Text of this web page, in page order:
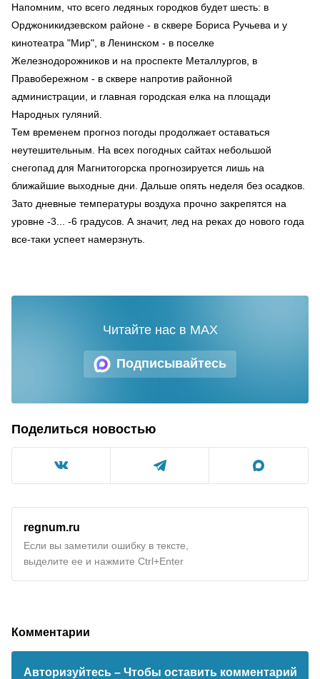
Напомним, что всего ледяных городков будет шесть: в
Орджоникидзевском районе - в сквере Бориса Ручьева и у
кинотеатра "Мир", в Ленинском - в поселке
Железнодорожников и на проспекте Металлургов, в
Правобережном - в сквере напротив районной
администрации, и главная городская елка на площади
Народных гуляний.
Тем временем прогноз погоды продолжает оставаться
неутешительным. На всех погодных сайтах небольшой
снегопад для Магнитогорска прогнозируется лишь на
ближайшие выходные дни. Дальше опять неделя без осадков.
Зато дневные температуры воздуха прочно закрепятся на
уровне -3... -6 градусов. А значит, лед на реках до нового года
все-таки успеет намерзнуть.
Подписывайтесь
Читайте нас в MAX
Поделиться новостью
regnum.ru
Если вы заметили ошибку в тексте,
выделите ее и нажмите Ctrl+Enter
Комментарии
Авторизуйтесь – Чтобы оставить комментарий